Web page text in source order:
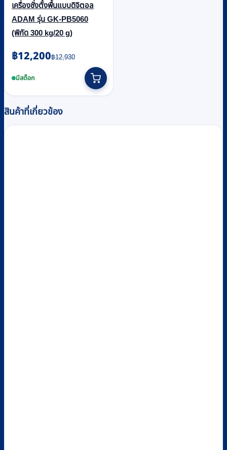
เครื่องชั่งตั้งพื้นแบบดิจิตอล
ADAM รุ่น GK-PB5060
(พิกัด 300 kg/20 g)
฿12,930
Original
price
was:
฿12,200
Current
price
is:มีสต็อก
สินค้าที่เกี่ยวข้อง